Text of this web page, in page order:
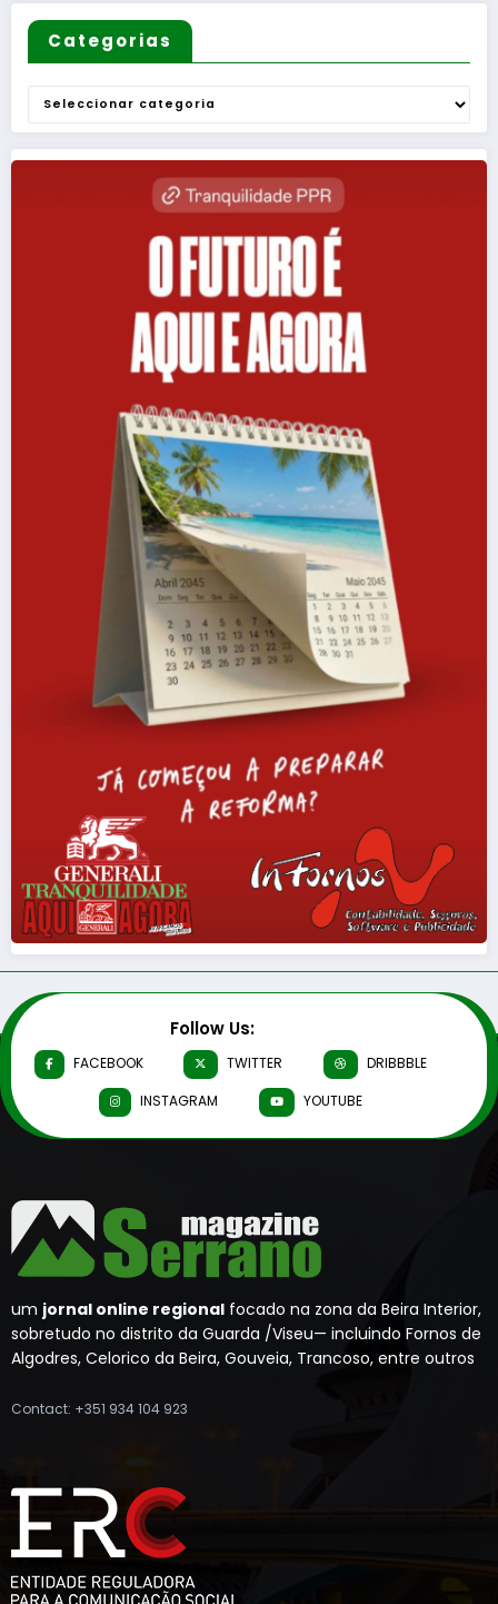
Categorias
Categorias
Follow Us:
FACEBOOK TWITTER
DRIBBBLE
INSTAGRAM
YOUTUBE
um jornal online regional focado na zona da Beira Interior,
sobretudo no distrito da Guarda /Viseu— incluindo Fornos de
Algodres, Celorico da Beira, Gouveia, Trancoso, entre outros
Contact: +351 934 104 923